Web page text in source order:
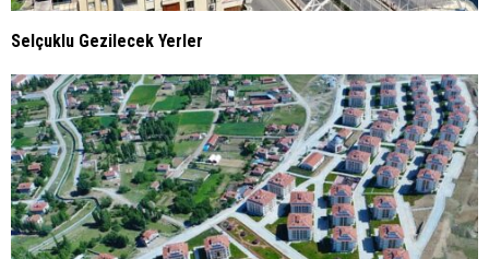
Selçuklu Gezilecek Yerler